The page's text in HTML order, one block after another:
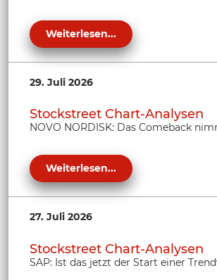
Weiterlesen...
29. Juli 2026
Stockstreet Chart-Analysen
NOVO NORDISK: Das Comeback
Weiterlesen...
27. Juli 2026
Stockstreet Chart-Analysen
SAP: Ist das jetzt der Start einer